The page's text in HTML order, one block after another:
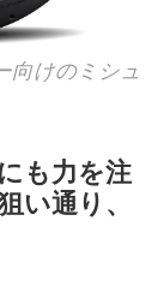
向けのミシュ
も力を注
い通り、